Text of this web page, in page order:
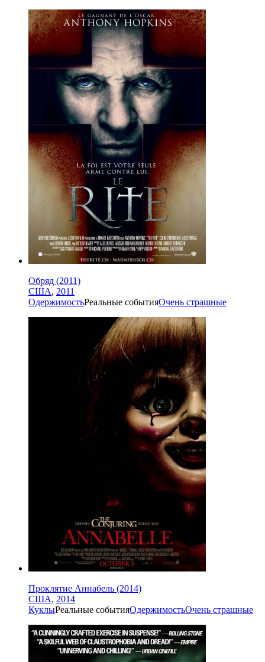
Обряд (2011)
США, 2011
ОдержимостьРеальные событияОчень страшные
Проклятие Аннабель (2014)
США, 2014
КуклыРеальные событияОдержимостьОчень страшные